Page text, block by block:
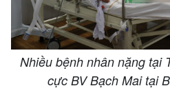
Nhiều bệnh nhân nặng tại
cực BV Bạch Mai tại